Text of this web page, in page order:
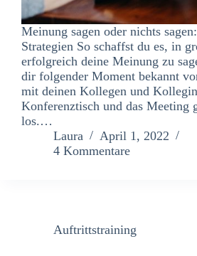
Meinung sagen oder nichts
Strategien So schaffst du es, in
erfolgreich deine Meinung zu
dir folgender Moment bekannt
mit deinen Kollegen und
Konferenztisch und das Meeting
los.…
Laura
April 1, 2022
4 Kommentare
Auftrittstraining